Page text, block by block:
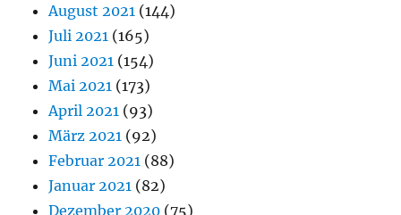
August 2021 (144)
Juli 2021 (165)
Juni 2021 (154)
Mai 2021 (173)
April 2021 (93)
März 2021 (92)
Februar 2021 (88)
Januar 2021 (82)
Dezember 2020 (75)